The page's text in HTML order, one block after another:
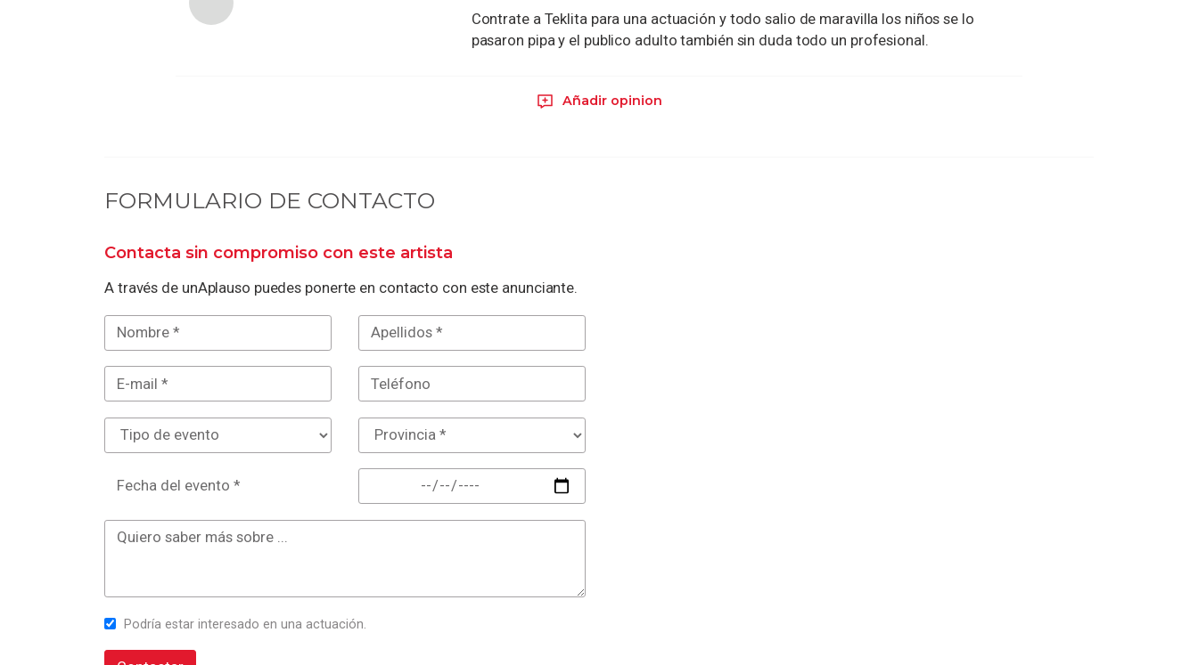
Contrate a Teklita para una actuación y todo salio de maravilla los niños se lo
pasaron pipa y el publico adulto también sin duda todo un profesional.
Añadir opinion
FORMULARIO DE CONTACTO
Contacta sin compromiso con este artista
A través de unAplauso puedes ponerte en contacto con este anunciante.
Fecha del evento *
Podría estar interesado en una actuación.